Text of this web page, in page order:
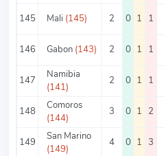
145 Mali (145) 2 0 1 1
146 Gabon (143) 2 0 1 1
147
Namibia
(141)
2 0 1 1
148
Comoros
(144)
3 0 1 2
149
San Marino
(149)
4 0 1 3